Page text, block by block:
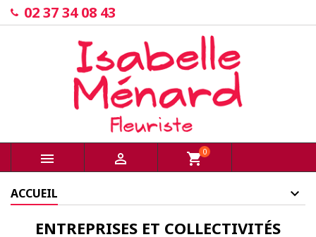
02 37 34 08 43
  shopping_cart0
ACCUEIL
ENTREPRISES ET COLLECTIVITÉS